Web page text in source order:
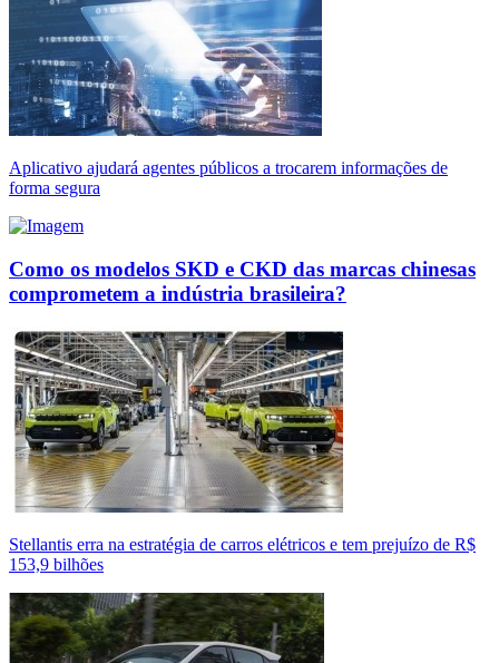
Aplicativo ajudará agentes públicos a trocarem informações de
forma segura
Como os modelos SKD e CKD das marcas chinesas
comprometem a indústria brasileira?
Stellantis erra na estratégia de carros elétricos e tem prejuízo de R$
153,9 bilhões